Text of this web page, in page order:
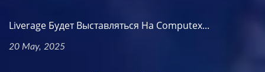
Liverage Будет Выставляться На Computex...
20 May, 2025